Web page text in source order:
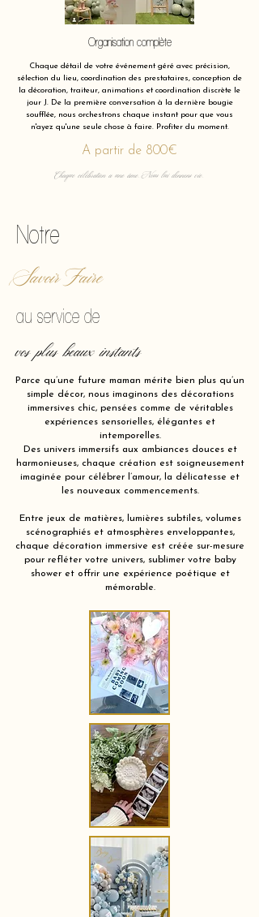
Organisation complète
Chaque détail de votre événement géré avec précision,
sélection du lieu, coordination des prestataires, conception de
la décoration, traiteur, animations et coordination discrète le
jour J. De la première conversation à la dernière bougie
soufflée, nous orchestrons chaque instant pour que vous
n'ayez qu'une seule chose à faire. Profiter du moment.
A partir de 800€
Chaque célébration a une âme. Nous lui donnons vie.
Notre
Savoir Faire
au service de
vos plus beaux instants
Parce qu’une future maman mérite bien plus qu’un
simple décor, nous imaginons des décorations
immersives chic, pensées comme de véritables
expériences sensorielles, élégantes et
intemporelles.
Des univers immersifs aux ambiances douces et
harmonieuses, chaque création est soigneusement
imaginée pour célébrer l’amour, la délicatesse et
les nouveaux commencements.
Entre jeux de matières, lumières subtiles, volumes
scénographiés et atmosphères enveloppantes,
chaque décoration immersive est créée sur-mesure
pour refléter votre univers, sublimer votre baby
shower et offrir une expérience poétique et
mémorable.